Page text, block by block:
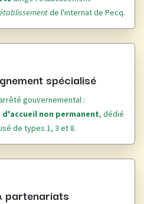
de l'internat de Pecq.
spécialisé
gouvernemental :
d'accueil non permanent, dédié
de types 1, 3 et 8.
partenariats